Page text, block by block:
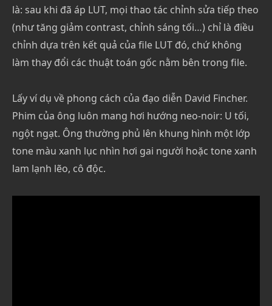
là: sau khi đã áp LUT, mọi thao tác chỉnh sửa tiếp theo
(như tăng giảm contrast, chỉnh sáng tối…) chỉ là điều
chỉnh dựa trên kết quả của file LUT đó, chứ không
làm thay đổi các thuật toán gốc nằm bên trong file.
Lấy ví dụ về phong cách của đạo diễn David Fincher.
Phim của ông luôn mang hơi hướng neo-noir: U tối,
ngột ngạt. Ông thường phủ lên khung hình một lớp
tone màu xanh lục nhìn hơi gai người hoặc tone xanh
lam lạnh lẽo, cô độc.